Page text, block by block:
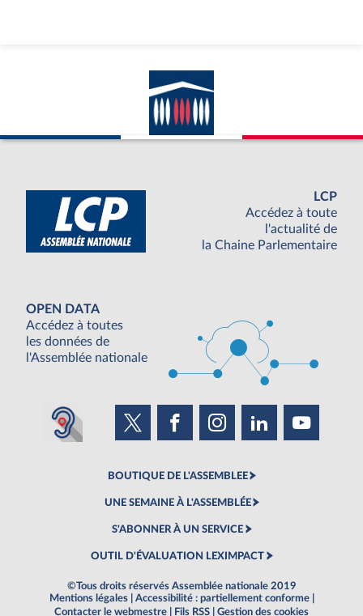
LCP
Accédez à toute
l'actualité de
la Chaine Parlementaire
OPEN DATA
Accédez à toutes
les données de
l'Assemblée nationale
BOUTIQUE DE L'ASSEMBLEE
UNE SEMAINE À L'ASSEMBLÉE
S'ABONNER À UN SERVICE
OUTIL D'ÉVALUATION LEXIMPACT
©Tous droits réservés Assemblée nationale 2019
Mentions légales
Accessibilité : partiellement conforme
Contacter le webmestre
Fils RSS Gestion des cookies